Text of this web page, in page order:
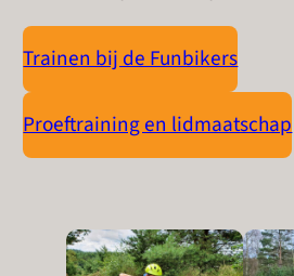
Trainen bij de Funbikers
Proeftraining en lidmaatschap